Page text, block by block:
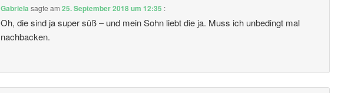
Gabriela sagte am25. September 2018 um 12:35 :
Oh, die sind ja super süß – und mein Sohn liebt die ja. Muss ich unbedingt mal
nachbacken.